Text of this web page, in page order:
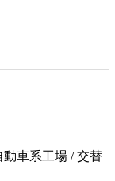
車系工場 / 交替